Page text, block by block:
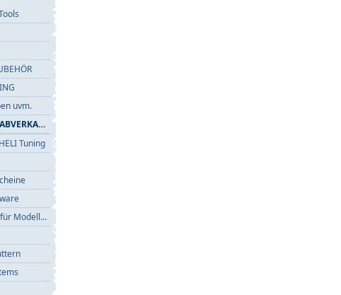
uvm.
Tuning